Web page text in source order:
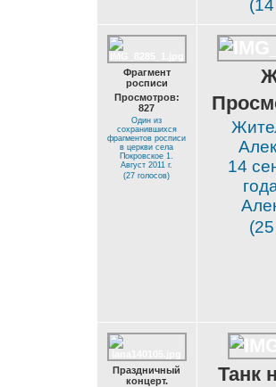
Фрагмент
росписи
Просмотров:
827
Один из
сохранившихся
фрагментов росписи
в церкви села
Покровское 1.
Август 2011 г.
(27 голосов)
14
Праздничный
концерт.
Танк